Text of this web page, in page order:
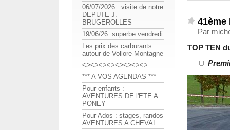
41ème
Par
TOP TEN
06/07/2026 : visite de notre
DEPUTE J.
BRUGEROLLES
19/06/26: superbe vendredi
Les prix des carburants
autour de Vollore-Montagne
<><><><><><><><>
*** A VOS AGENDAS ***
Pour enfants :
AVENTURES DE l'ETE A
PONEY
Pour Ados : stages, randos
AVENTURES A CHEVAL